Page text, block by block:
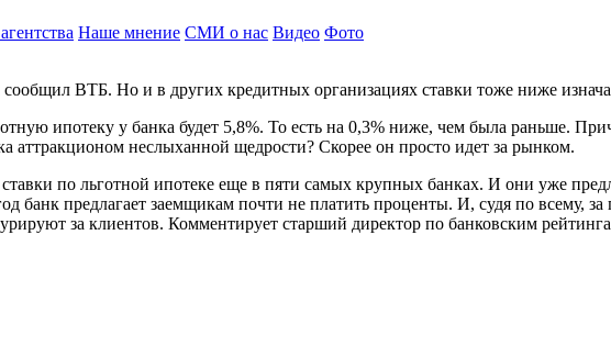
Наше мнение СМИ о нас Видео Фото
ВТБ. Но и в других кредитных организациях ставки тоже ниже
ипотеку у банка будет 5,8%. То есть на 0,3% ниже, чем была раньше.
аттракционом неслыханной щедрости? Скорее он просто идет за рынком.
ставки по льготной ипотеке еще в пяти самых крупных банках. И они уже
банк предлагает заемщикам почти не платить проценты. И, судя по всему, за
за клиентов. Комментирует старший директор по банковским